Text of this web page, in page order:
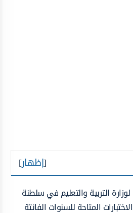
[إظهار]
التربية والتعليم في سلطنة
المتاحة للسنوات الفائتة